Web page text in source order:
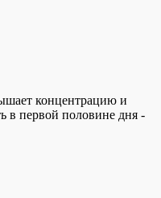
концентрацию и
в первой половине дня -